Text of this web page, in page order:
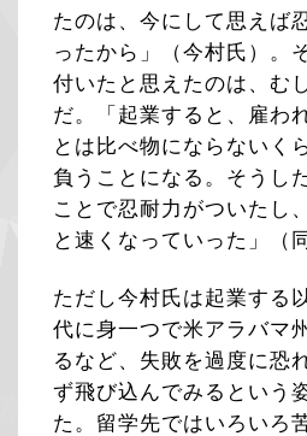
たのは、今にして思えば
ったから」（今村氏）。
付いたと思えたのは、む
だ。「起業すると、雇わ
とは比べ物にならないく
負うことになる。そうし
ことで忍耐力がついたし
と速くなっていった」（同
ただし今村氏は起業する
代に身一つで米アラバマ
るなど、失敗を過度に恐
ず飛び込んでみるという
た。留学先ではいろいろ